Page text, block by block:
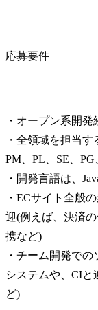
応募要件
・オープン系開発
・全領域を担当
PM、PL、SE、
・開発言語は、
・ECサイト全般
迎(例えば、決済
携など)
・チーム開発で
システムや、CIと
ど)